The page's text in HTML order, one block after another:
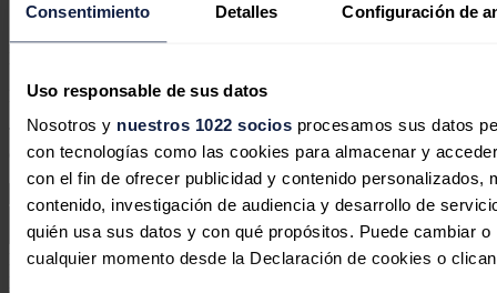
Consentimiento Detalles Configuración de
Uso responsable de sus datos
Nosotros y nuestros 1022 sociosprocesamos sus datos
con tecnologías como las cookies para almacenar y
con el fin de ofrecer publicidad y contenido personalizados,
contenido, investigación de audiencia y desarrollo de
quién usa sus datos y con qué propósitos. Puede cambiar
cualquier momento desde la Declaración de cookies o
José A. Roca 23/07/2026
Deja tu comentario
Tu dirección de correo electrónico no será publicada. Todos los
campos son obligatorios
Este sitio web está protegido por reCAPTCHA y laPolítica de